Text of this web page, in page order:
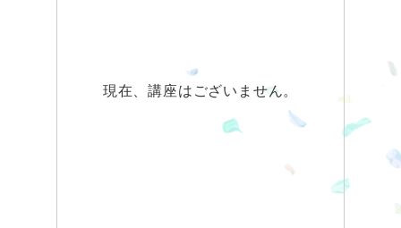
現在、講座はございません。